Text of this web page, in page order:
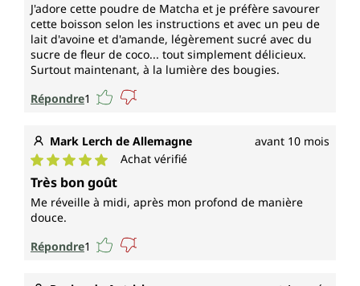
J'adore cette poudre de Matcha et je préfère savourer
cette boisson selon les instructions et avec un peu de
lait d'avoine et d'amande, légèrement sucré avec du
sucre de fleur de coco... tout simplement délicieux.
Surtout maintenant, à la lumière des bougies.
Répondre1
Mark Lerch de Allemagne avant 10 mois
Note moyenne de 5 sur 5 étoiles
Achat vérifié
Très bon goût
Me réveille à midi, après mon profond de manière
douce.
Répondre1